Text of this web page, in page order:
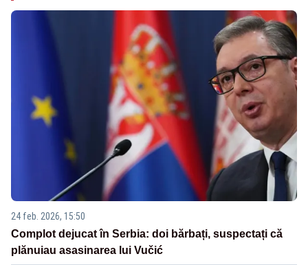
24 feb. 2026, 15:50
Complot dejucat în Serbia: doi bărbați, suspectați că
plănuiau asasinarea lui Vučić